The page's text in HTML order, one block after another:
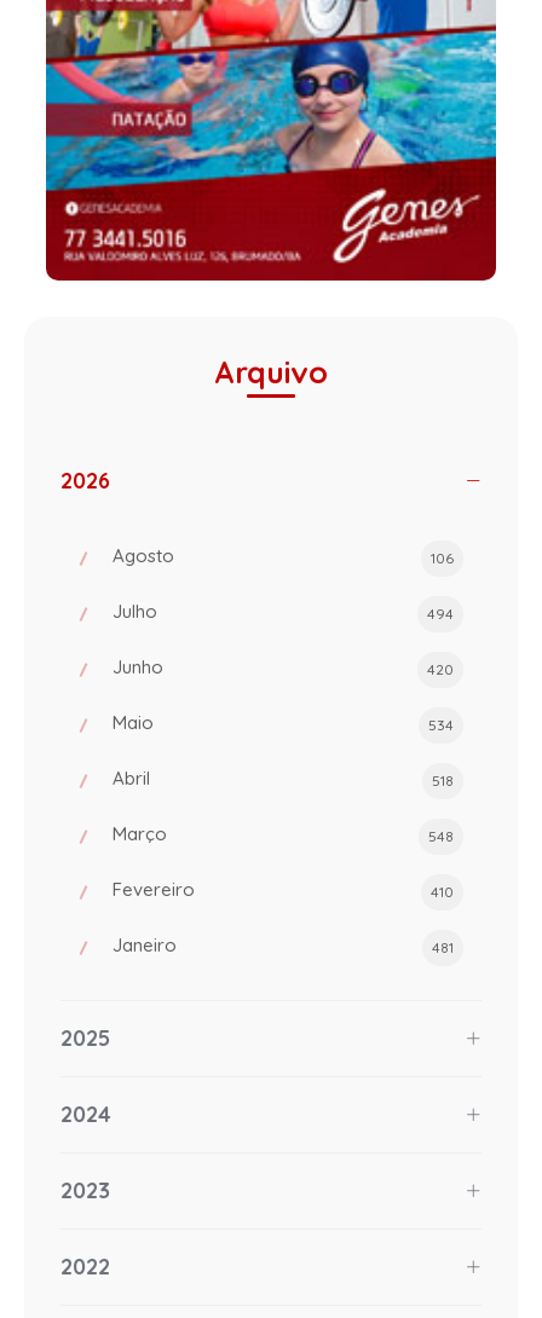
Arquivo
2026
Agosto 106
Julho 494
Junho 420
Maio 534
Abril 518
Março 548
Fevereiro 410
Janeiro 481
2025
2024
2023
2022